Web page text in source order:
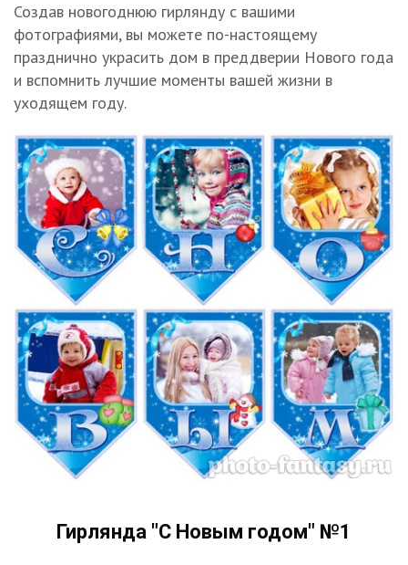
Создав новогоднюю гирлянду с вашими
фотографиями, вы можете по-настоящему
празднично украсить дом в преддверии Нового года
и вспомнить лучшие моменты вашей жизни в
уходящем году.
Гирлянда "С Новым годом" №1